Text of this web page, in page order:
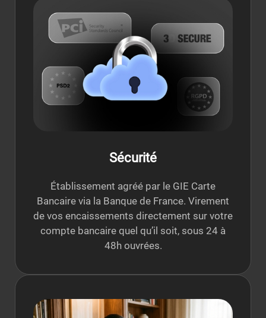
Sécurité
Établissement agréé par le GIE Carte
Bancaire via la Banque de France. Virement
de vos encaissements directement sur votre
compte bancaire quel qu’il soit, sous 24 à
48h ouvrées.